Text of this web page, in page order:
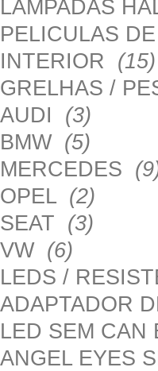
LAMPADAS
PELICULAS
INTERIOR (15)
GRELHAS /
AUDI (3)
BMW (5)
MERCEDES
OPEL (2)
SEAT (3)
VW (6)
LEDS /
ADAPTADOR
LED SEM CAN
ANGEL EYES